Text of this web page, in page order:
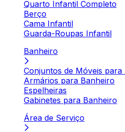
Quarto Infantil Completo
Berço
Cama Infantil
Guarda-Roupas Infantil
Banheiro
Conjuntos de Móveis para
Armários para Banheiro
Espelheiras
Gabinetes para Banheiro
Área de Serviço